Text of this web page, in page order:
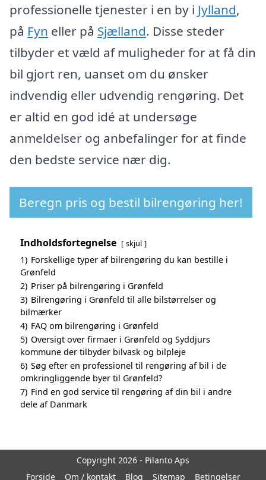
professionelle tjenester i en by i Jylland,
på Fyn eller på Sjælland. Disse steder
tilbyder et væld af muligheder for at få din
bil gjort ren, uanset om du ønsker
indvendig eller udvendig rengøring. Det
er altid en god idé at undersøge
anmeldelser og anbefalinger for at finde
den bedste service nær dig.
Beregn pris og bestil bilrengøring her!
Indholdsfortegnelse skjul
1) Forskellige typer af bilrengøring du kan bestille i
Grønfeld
2) Priser på bilrengøring i Grønfeld
3) Bilrengøring i Grønfeld til alle bilstørrelser og
bilmærker
4) FAQ om bilrengøring i Grønfeld
5) Oversigt over firmaer i Grønfeld og Syddjurs
kommune der tilbyder bilvask og bilpleje
6) Søg efter en professionel til rengøring af bil i de
omkringliggende byer til Grønfeld?
7) Find en god service til rengøring af din bil i andre
dele af Danmark
Copyright 2026 - Pilanto Aps
Forside
Om / kontakt Blog Sitemap Betingelser